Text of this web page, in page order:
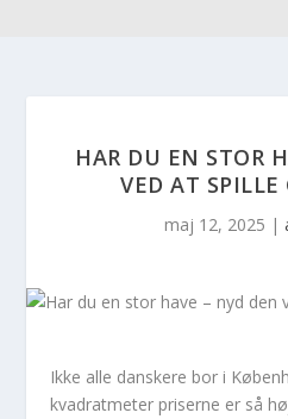
HAR DU EN STOR
VED AT SPILLE
maj 12, 2025 |
Ikke alle danskere bor i
kvadratmeter priserne er så